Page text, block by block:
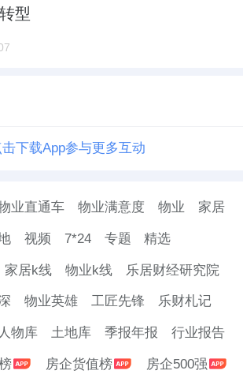
型
击下载App参与更多互动
业直通车 物业满意度 物业 家居
视频 7*24 专题 精选
家居k线 物业k线 乐居财经研究院
物业英雄 工匠先锋 乐财札记
人物库 土地库 季报年报 行业报告
房企货值榜 房企500强